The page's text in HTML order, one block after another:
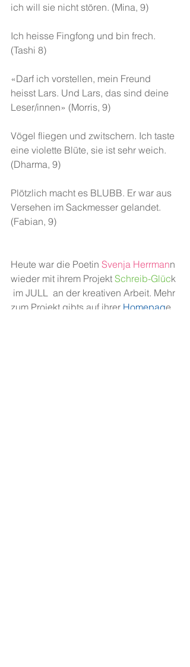
ich will sie nicht stören. (Mina, 9)
Ich heisse Fingfong und bin frech.
(Tashi 8)
«Darf ich vorstellen, mein Freund
heisst Lars. Und Lars, das sind deine
Leser/innen» (Morris, 9)
Vögel fliegen und zwitschern. Ich taste
eine violette Blüte, sie ist sehr weich.
(Dharma, 9)
Plötzlich macht es BLUBB. Er war aus
Versehen im Sackmesser gelandet.
(Fabian, 9)
Heute war die Poetin Svenja Herrmann
wieder mit ihrem Projekt Schreib-Glück
im JULL  an der kreativen Arbeit. Mehr
zum Projekt gibts auf ihrer Homepage.